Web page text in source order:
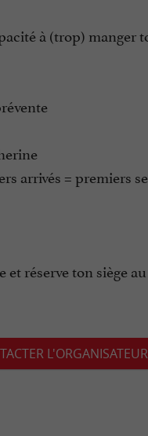
à (trop)
arrivés = premiers
et réserve ton siège
L'ORGANISATEUR